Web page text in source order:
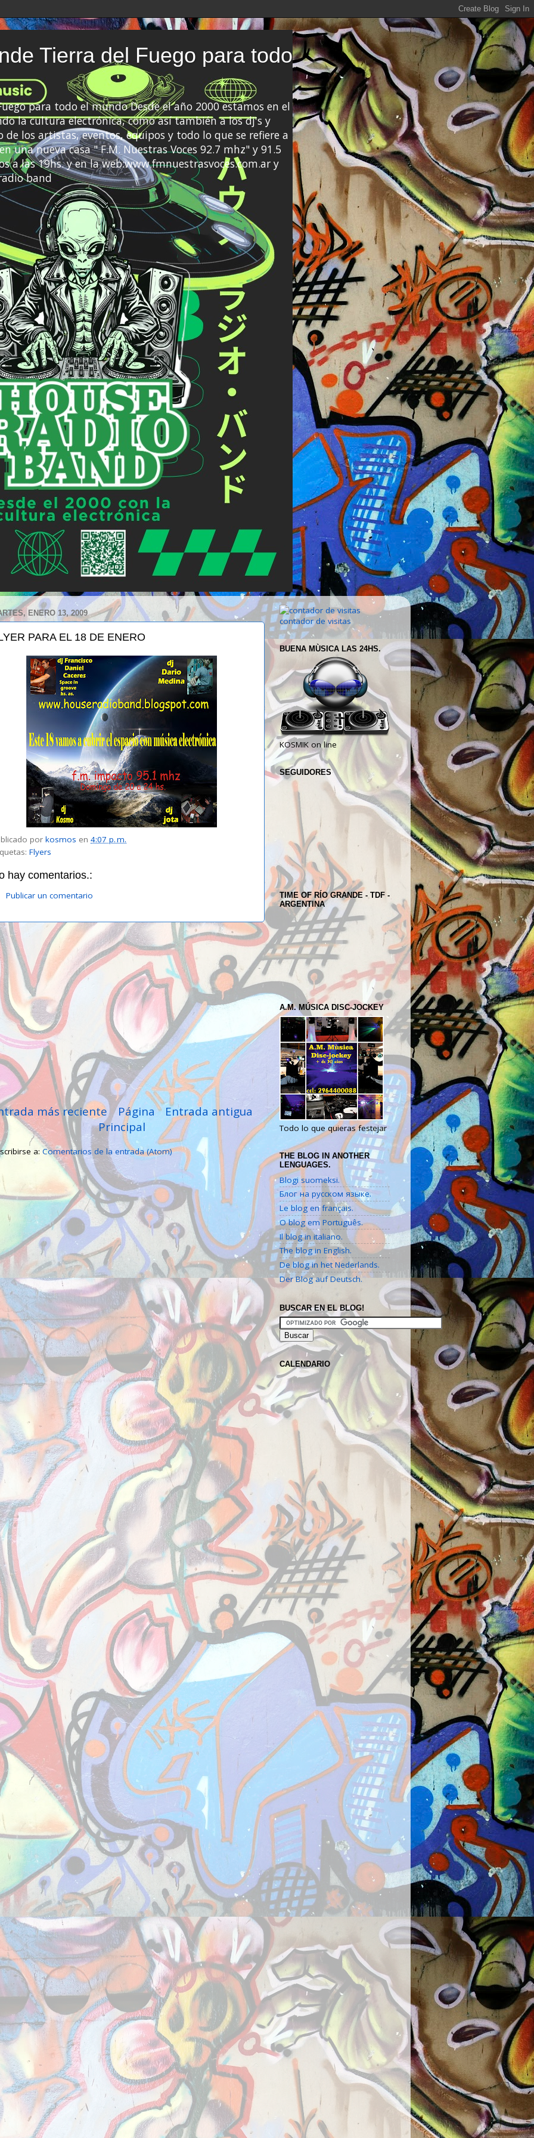
Tierra del Fuego para todo
para todo el mundo Desde el año 2000 estamos en el
la cultura electrónica, como así también a los dj's y
los artistas, eventos, equipos y todo lo que se refiere a
una nueva casa " F.M. Nuestras Voces 92.7 mhz" y 91.5
a las 19hs. y en la web:www.fmnuestrasvoces.com.ar y
band
ENERO 13, 2009
PARA EL 18 DE ENERO
por kosmos en 4:07 p. m.
Flyers
hay comentarios.:
Publicar un comentario
más reciente Entrada antigua
Página
Principal
a: Comentarios de la entrada (Atom)
contador de visitas
BUENA MÙSICA LAS 24HS.
KOSMIK on line
SEGUIDORES
TIME OF RÍO GRANDE - TDF -
ARGENTINA
A.M. MÚSICA DISC-JOCKEY
Todo lo que quieras festejar
THE BLOG IN ANOTHER
LENGUAGES.
Blogi suomeksi.
Блог на русском языке.
Le blog en français.
O blog em Português.
Il blog in italiano.
The blog in English.
De blog in het Nederlands.
Der Blog auf Deutsch.
BUSCAR EN EL BLOG!
CALENDARIO